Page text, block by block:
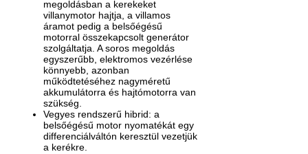
megoldásban a kerekeket
villanymotor hajtja, a villamos
áramot pedig a belsőégésű
motorral összekapcsolt generátor
szolgáltatja. A soros megoldás
egyszerűbb, elektromos vezérlése
könnyebb, azonban
működtetéséhez nagyméretű
akkumulátorra és hajtómotorra van
szükség.
Vegyes rendszerű hibrid: a
belsőégésű motor nyomatékát egy
differenciálváltón keresztül vezetjük
a kerékre.